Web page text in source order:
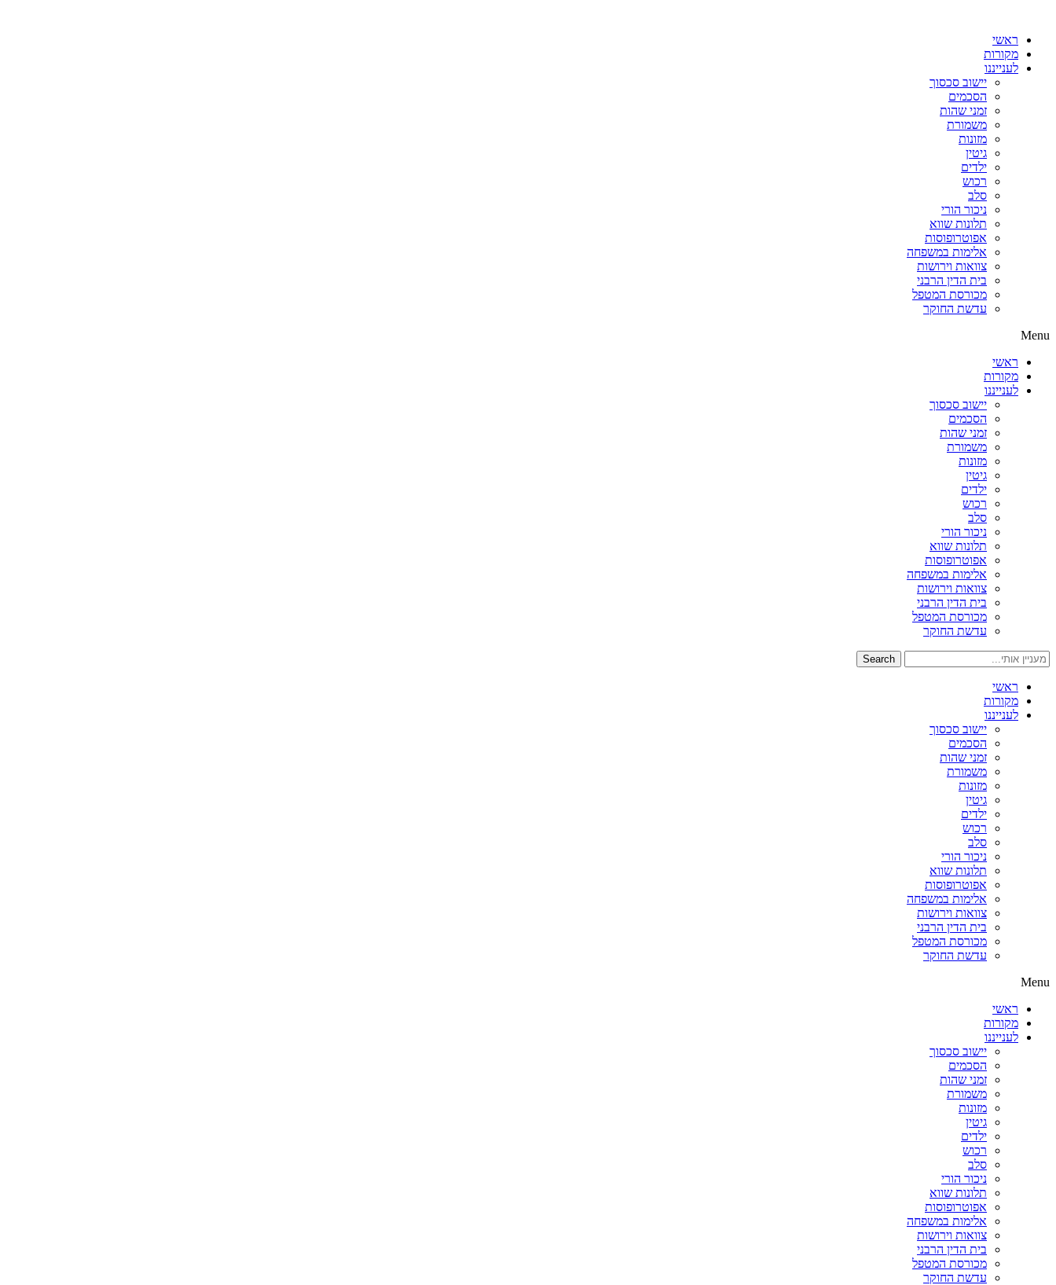
ראשי
מקורות
לענייננו
יישוב סכסוך
הסכמים
זמני שהות
משמורת
מזונות
גיטין
ילדים
רכוש
סלב
ניכור הורי
תלונות שווא
אפוטרופוסות
אלימות במשפחה
צוואות וירושות
בית הדין הרבני
מכורסת המטפל
עדשת החוקר
Menu
ראשי
מקורות
לענייננו
יישוב סכסוך
הסכמים
זמני שהות
משמורת
מזונות
גיטין
ילדים
רכוש
סלב
ניכור הורי
תלונות שווא
אפוטרופוסות
אלימות במשפחה
צוואות וירושות
בית הדין הרבני
מכורסת המטפל
עדשת החוקר
Search
ראשי
מקורות
לענייננו
יישוב סכסוך
הסכמים
זמני שהות
משמורת
מזונות
גיטין
ילדים
רכוש
סלב
ניכור הורי
תלונות שווא
אפוטרופוסות
אלימות במשפחה
צוואות וירושות
בית הדין הרבני
מכורסת המטפל
עדשת החוקר
Menu
ראשי
מקורות
לענייננו
יישוב סכסוך
הסכמים
זמני שהות
משמורת
מזונות
גיטין
ילדים
רכוש
סלב
ניכור הורי
תלונות שווא
אפוטרופוסות
אלימות במשפחה
צוואות וירושות
בית הדין הרבני
מכורסת המטפל
עדשת החוקר